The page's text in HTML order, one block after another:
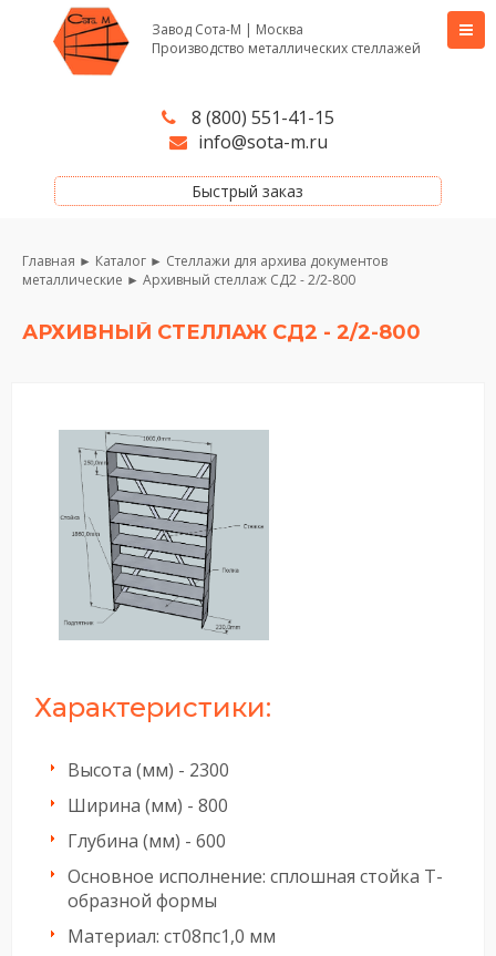
Завод Сота-М | Москва
Производство металлических стеллажей
8 (800) 551-41-15
info@sota-m.ru
Быстрый заказ
Главная ► Каталог ► Стеллажи для архива документов
металлические ► Архивный стеллаж СД2 - 2/2-800
АРХИВНЫЙ СТЕЛЛАЖ СД2 - 2/2-800
Характеристики:
Высота (мм) - 2300
Ширина (мм) - 800
Глубина (мм) - 600
Основное исполнение: сплошная стойка Т-
образной формы
Материал: ст08пс1,0 мм